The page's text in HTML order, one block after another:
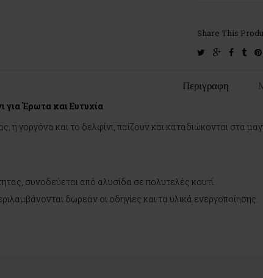
Share This
twittergoogle-facebook
Περιγραφη
για Έρωτα και Ευτυχία
η γοργόνα και το δελφίνι, παίζουν και καταδιώκονται στα
συνοδεύεται από αλυσίδα σε πολυτελές κουτί.
δωρεάν οι οδηγίες και τα υλικά ενεργοποίησης.